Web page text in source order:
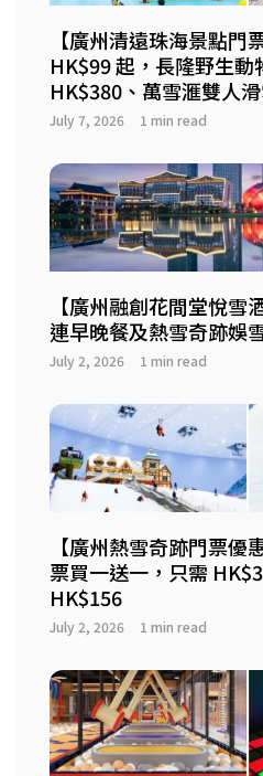
【廣州清遠珠海景點門
HK$99 起，長隆野生動
HK$380、萬雪滙雙人
July 7, 2026 1 min read
【廣州融創花間堂悅雪
連早晚餐及熱雪奇跡娛
July 2, 2026 1 min read
【廣州熱雪奇跡門票優
票買一送一，只需
HK$156
July 2, 2026 1 min read